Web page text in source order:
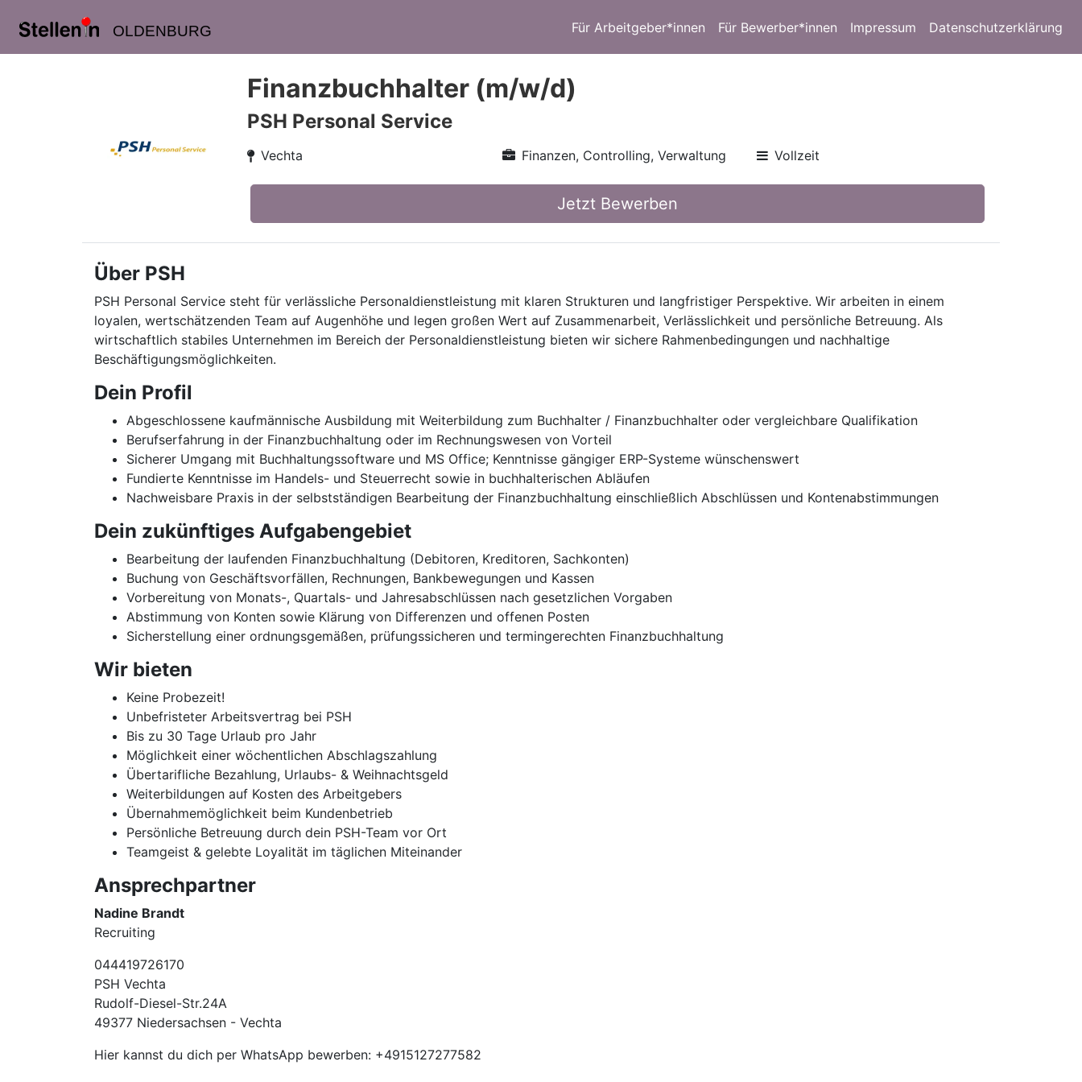
OLDENBURG Für Arbeitgeber*innen Für Bewerber*innen Impressum Datenschutzerklärung
Finanzbuchhalter (m/w/d)
PSH Personal Service
Vechta Finanzen, Controlling, Verwaltung Vollzeit
Jetzt Bewerben
Über PSH
PSH Personal Service steht für verlässliche Personaldienstleistung mit klaren Strukturen und langfristiger Perspektive. Wir arbeiten in einem
loyalen, wertschätzenden Team auf Augenhöhe und legen großen Wert auf Zusammenarbeit, Verlässlichkeit und persönliche Betreuung. Als
wirtschaftlich stabiles Unternehmen im Bereich der Personaldienstleistung bieten wir sichere Rahmenbedingungen und nachhaltige
Beschäftigungsmöglichkeiten.
Dein Profil
Abgeschlossene kaufmännische Ausbildung mit Weiterbildung zum Buchhalter / Finanzbuchhalter oder vergleichbare Qualifikation
Berufserfahrung in der Finanzbuchhaltung oder im Rechnungswesen von Vorteil
Sicherer Umgang mit Buchhaltungssoftware und MS Office; Kenntnisse gängiger ERP-Systeme wünschenswert
Fundierte Kenntnisse im Handels- und Steuerrecht sowie in buchhalterischen Abläufen
Nachweisbare Praxis in der selbstständigen Bearbeitung der Finanzbuchhaltung einschließlich Abschlüssen und Kontenabstimmungen
Dein zukünftiges Aufgabengebiet
Bearbeitung der laufenden Finanzbuchhaltung (Debitoren, Kreditoren, Sachkonten)
Buchung von Geschäftsvorfällen, Rechnungen, Bankbewegungen und Kassen
Vorbereitung von Monats-, Quartals- und Jahresabschlüssen nach gesetzlichen Vorgaben
Abstimmung von Konten sowie Klärung von Differenzen und offenen Posten
Sicherstellung einer ordnungsgemäßen, prüfungssicheren und termingerechten Finanzbuchhaltung
Wir bieten
Keine Probezeit!
Unbefristeter Arbeitsvertrag bei PSH
Bis zu 30 Tage Urlaub pro Jahr
Möglichkeit einer wöchentlichen Abschlagszahlung
Übertarifliche Bezahlung, Urlaubs- & Weihnachtsgeld
Weiterbildungen auf Kosten des Arbeitgebers
Übernahmemöglichkeit beim Kundenbetrieb
Persönliche Betreuung durch dein PSH-Team vor Ort
Teamgeist & gelebte Loyalität im täglichen Miteinander
Ansprechpartner
Nadine Brandt
Recruiting
044419726170
PSH Vechta
Rudolf-Diesel-Str.24A
49377 Niedersachsen - Vechta
Hier kannst du dich per WhatsApp bewerben: +4915127277582